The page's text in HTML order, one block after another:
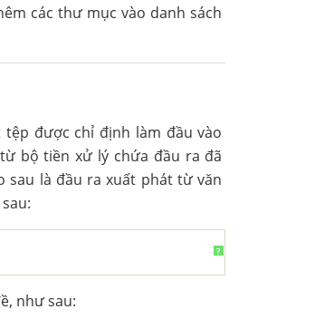
các thư mục vào danh sách
được chỉ định làm đầu vào
bộ tiền xử lý chứa đầu ra đã
là đầu ra xuất phát từ văn
?
như sau: